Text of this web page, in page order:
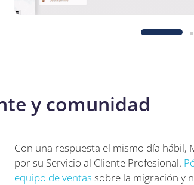
y comunidad
Con una respuesta el mismo día hábil,
por su Servicio al Cliente Profesional.
equipo de ventassobre la migración y